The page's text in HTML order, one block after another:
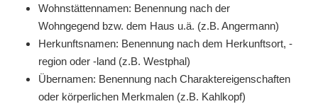
Wohnstättennamen: Benennung nach der
Wohngegend bzw. dem Haus u.ä. (z.B. Angermann)
Herkunftsnamen: Benennung nach dem Herkunftsort, -
region oder -land (z.B. Westphal)
Übernamen: Benennung nach Charaktereigenschaften
oder körperlichen Merkmalen (z.B. Kahlkopf)